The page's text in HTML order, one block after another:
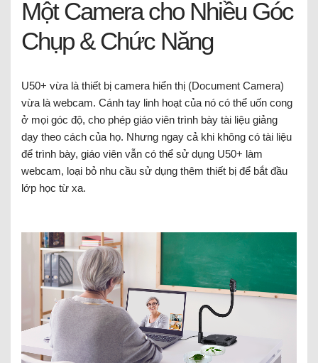
Một Camera cho Nhiều Góc
Chụp & Chức Năng
U50+ vừa là thiết bị camera hiển thị (Document Camera)
vừa là webcam. Cánh tay linh hoạt của nó có thể uốn cong
ở mọi góc độ, cho phép giáo viên trình bày tài liệu giảng
dạy theo cách của họ. Nhưng ngay cả khi không có tài liệu
để trình bày, giáo viên vẫn có thể sử dụng U50+ làm
webcam, loại bỏ nhu cầu sử dụng thêm thiết bị để bắt đầu
lớp học từ xa.